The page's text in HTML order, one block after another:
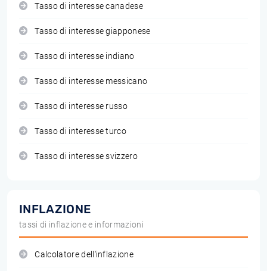
Tasso di interesse canadese
Tasso di interesse giapponese
Tasso di interesse indiano
Tasso di interesse messicano
Tasso di interesse russo
Tasso di interesse turco
Tasso di interesse svizzero
INFLAZIONE
tassi di inflazione e informazioni
Calcolatore dell'inflazione